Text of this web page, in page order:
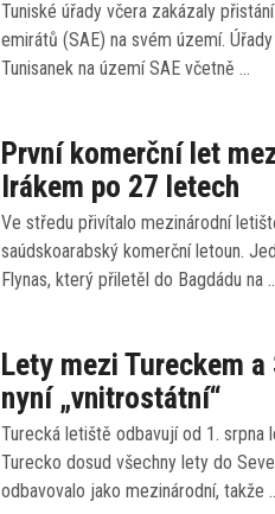
Tuniské úřady včera zakázaly
emirátů (SAE) na svém území.
Tunisanek na území SAE včetně …
První komerční let
Irákem po 27 letech
Ve středu přivítalo mezinárodní
saúdskoarabský komerční letoun.
Flynas, který přiletěl do Bagdádu na
Lety mezi Tureckem
nyní „vnitrostátní“
Turecká letiště odbavují od 1. srpna
Turecko dosud všechny lety do
odbavovalo jako mezinárodní, takže